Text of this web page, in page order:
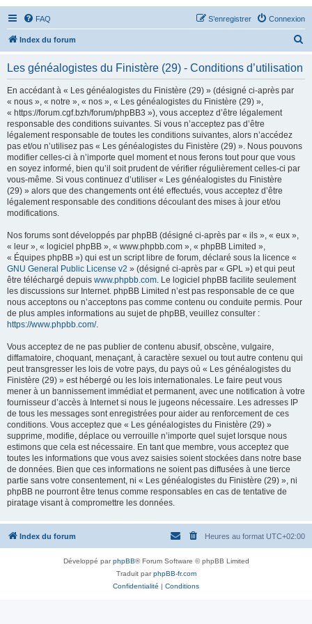
FAQ Connexion
S’enregistrer
Index du forum
Les généalogistes du Finistère (29) - Conditions d’utilisation
En accédant à « Les généalogistes du Finistère (29) » (désigné ci-après par
« nous », « notre », « nos », « Les généalogistes du Finistère (29) »,
« https://forum.cgf.bzh/forum/phpBB3 »), vous acceptez d’être légalement
responsable des conditions suivantes. Si vous n’acceptez pas d’être
légalement responsable de toutes les conditions suivantes, alors n’accédez
pas et/ou n’utilisez pas « Les généalogistes du Finistère (29) ». Nous pouvons
modifier celles-ci à n’importe quel moment et nous ferons tout pour que vous
en soyez informé, bien qu’il soit prudent de vérifier régulièrement celles-ci par
vous-même. Si vous continuez d’utiliser « Les généalogistes du Finistère
(29) » alors que des changements ont été effectués, vous acceptez d’être
légalement responsable des conditions découlant des mises à jour et/ou
modifications.
Nos forums sont développés par phpBB (désigné ci-après par « ils », « eux »,
« leur », « logiciel phpBB », « www.phpbb.com », « phpBB Limited »,
« Équipes phpBB ») qui est un script libre de forum, déclaré sous la licence «
GNU General Public License v2 » (désigné ci-après par « GPL ») et qui peut
être téléchargé depuis www.phpbb.com. Le logiciel phpBB facilite seulement
les discussions sur Internet. phpBB Limited n’est pas responsable de ce que
nous acceptons ou n’acceptons pas comme contenu ou conduite permis. Pour
de plus amples informations au sujet de phpBB, veuillez consulter :
https://www.phpbb.com/.
Vous acceptez de ne pas publier de contenu abusif, obscène, vulgaire,
diffamatoire, choquant, menaçant, à caractère sexuel ou tout autre contenu qui
peut transgresser les lois de votre pays, du pays où « Les généalogistes du
Finistère (29) » est hébergé ou les lois internationales. Le faire peut vous
mener à un bannissement immédiat et permanent, avec une notification à votre
fournisseur d’accès à Internet si nous le jugeons nécessaire. Les adresses IP
de tous les messages sont enregistrées pour aider au renforcement de ces
conditions. Vous acceptez que « Les généalogistes du Finistère (29) »
supprime, modifie, déplace ou verrouille n’importe quel sujet lorsque nous
estimons que cela est nécessaire. En tant que membre, vous acceptez que
toutes les informations que vous avez saisies soient stockées dans notre base
de données. Bien que ces informations ne soient pas diffusées à une tierce
partie sans votre consentement, ni « Les généalogistes du Finistère (29) », ni
phpBB ne pourront être tenus comme responsables en cas de tentative de
piratage visant à compromettre les données.
Index du forum Heures au format UTC+02:00
Développé parphpBB® Forum Software © phpBB Limited
Traduit parphpBB-fr.com
Confidentialité | Conditions